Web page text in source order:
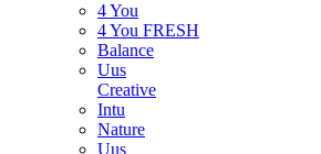
4 You
4 You FRESH
Balance
Uus
Creative
Intu
Nature
Uus